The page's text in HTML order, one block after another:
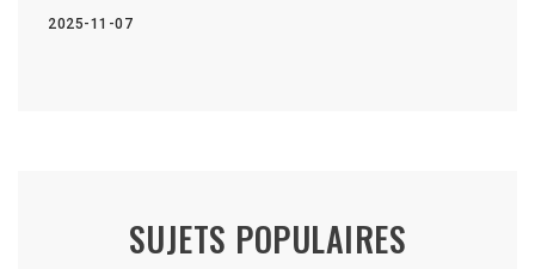
2025-11-07
SUJETS POPULAIRES